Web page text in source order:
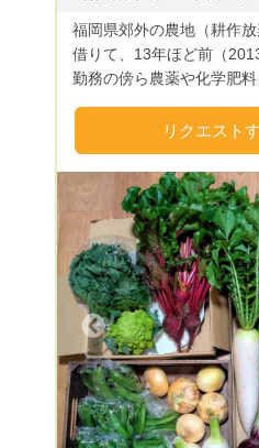
す。当園の桃たちがキレ
出てきたときには胸にグッ
りました。そんな素晴ら
る料理は食通をも唸らす
ランさんです。 他、多数☆
福岡県郊外の農地（耕作
借りて、13年ほど前（
勤務の傍ら農薬や化学肥料
した。年々耕作地を拡大
年を通じて25種類以上（
100以上）の野菜、果物を
す。 地元のJA直売所にも
ますが、種から育てる珍
ネット販売の方が消費者
ると考えゴヒイキに登録
年末に会社勤めも終え野菜
に品質が良い野菜を作っ
ています。 個人での手作
品種、少量生産になります
は置いてないちょっと珍
て「季節の野菜セット」
す。 季節にもよりますが
リクエスト
Next